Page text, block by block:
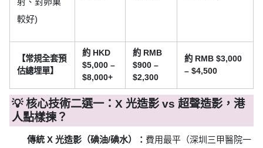
較好)
【常規全套預
估總埋單】
約 HKD
$5,000 –
$8,000+
約 RMB
$900 –
$2,300
約 RMB $3,000
– $4,500
💡 核心技術二選一：X 光造影 vs 超聲造影，港
人點樣揀？
傳統 X 光造影（碘油/碘水）： 費用最平（深圳三甲醫院一